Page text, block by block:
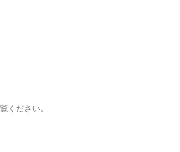
ください。